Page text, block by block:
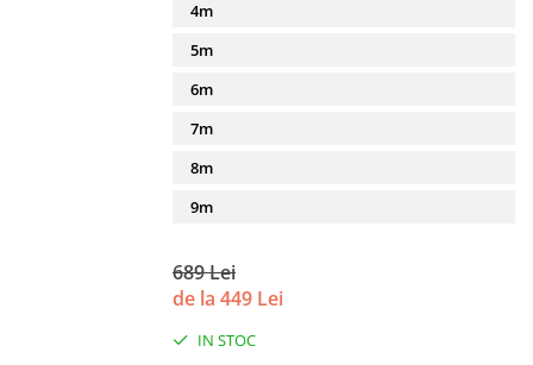
4m
5m
6m
7m
8m
9m
689 Lei
de la 449 Lei
IN STOC